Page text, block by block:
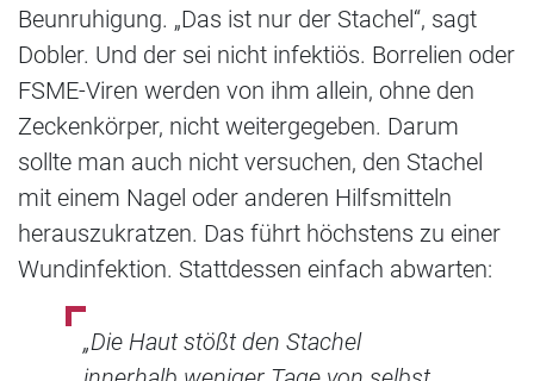
Beunruhigung. „Das ist nur der Stachel“, sagt
Dobler. Und der sei nicht infektiös. Borrelien oder
FSME-Viren werden von ihm allein, ohne den
Zeckenkörper, nicht weitergegeben. Darum
sollte man auch nicht versuchen, den Stachel
mit einem Nagel oder anderen Hilfsmitteln
herauszukratzen. Das führt höchstens zu einer
Wundinfektion. Stattdessen einfach abwarten:
„Die Haut stößt den Stachel